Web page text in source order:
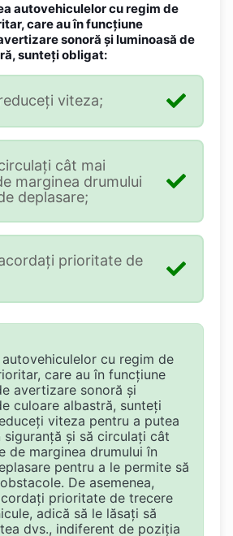
autovehiculelor cu regim de
care au în funcţiune
sonoră şi luminoasă de
sunteţi obligat:
viteza;
cât mai
marginea drumului
deplasare;
prioritate de
cu regim de
care au în funcţiune
avertizare sonoră şi
culoare albastră, sunteţi
viteza pentru a putea
siguranţă şi să circulaţi cât
de marginea drumului în
pentru a le permite să
De asemenea,
prioritate de trecere
adică să le lăsaţi să
dvs., indiferent de poziţia